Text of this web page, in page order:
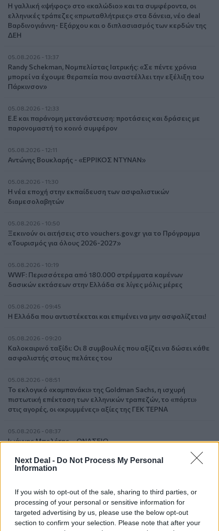
Next Deal - Do Not Process My Personal
Information
If you wish to opt-out of the sale, sharing to third parties, or
processing of your personal or sensitive information for
targeted advertising by us, please use the below opt-out
section to confirm your selection. Please note that after your
Η γαλλική «ψήφος» στο «καλώδιο» και τα συμφέροντα, οι
ελληνικές τράπεζες «πρωταθλήτριες» στα δάνεια, νέο deal
Βαρδινογιάννη- Εξάρχου και ο διπλασιασμός των κερδών της
ΔΕΗ
05.08.2026 - 13:37
Randy Schekman, Νομπελίστας Ιατρικής: «Σε πέντε χρόνια
μπορεί να έχουμε θεραπεία που αναστέλλει την εξέλιξη του
Πάρκινσον»
05.08.2026 - 12:33
Ε.Ε και παράνομη μετανάστευση: προτάσεις και δράσεις με
παρονομαστή το κοινό συμφέρον
05.08.2026 - 12:11
Αντώνης Βουκλαρής - «ΕΡΡΙΚΟΣ ΝΤΥΝΑΝ»
05.08.2026 - 11:30
Η νέα εποχή στην εκπαίδευση των ασφαλιστικών
διαμεσολαβητών
05.08.2026 - 10:50
Ξεκινούν οι αιτήσεις στο vouchers.gov.gr για το Πρόγραμμα
«Τουρισμός για όλους 2026-2027»
05.08.2026 - 10:19
WWF: Περισσότερα από 180.000 στρέμματα καμένων
δασικών εκτάσεων στην Ελλάδα σε λίγες μόλις μέρες
05.08.2026 - 09:45
Η Ελλάδα που αντιστέκεται και επιμένει να μην ασφαλίζεται!
05.08.2026 - 09:20
Καλοκαιρινό ταξίδι: Οι 8 συμβουλές που αξίζει να δώσει κάθε
ασφαλιστής στους πελάτες του
05.08.2026 - 08:51
Το εκλογικό «καμπανάκι» της Goldman Sachs, η ισχυρή
πιστωτική επέκταση των ελληνικών τραπεζών, το «πάρτι»
στις αγορές, οι «κρυμμένες» αξίες της ΓΕΚ ΤΕΡΝΑ
05.08.2026 - 08:37
Ιωάννης Μπολέτης – ΩΝΑΣΕΙΟ
04.08.2026 - 15:33
ERGO Hellas: Μέτρα στήριξης για τους πληγέντες
04.08.2026 - 12:40
Τράπεζα Κύπρου: Ενισχυμένες κατά 31% οι ασφαλιστικές
υπηρεσίες - Κέρδη €252 εκατ. (+7%) και ROTE 18.8% στο